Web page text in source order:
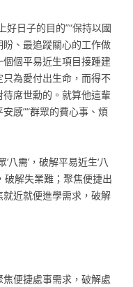
好日子的目的”“保持以國
、最追蹤關心的工作做
個平易近生項目接踵建
為愛付出生命，而得不
席世勳的。就算他這輩
感”“群眾的費心事、煩
八需’，破解平易近生‘八
破解失業難；聚焦便捷出
就近就便進學需求，破解
便捷處事需求，破解處